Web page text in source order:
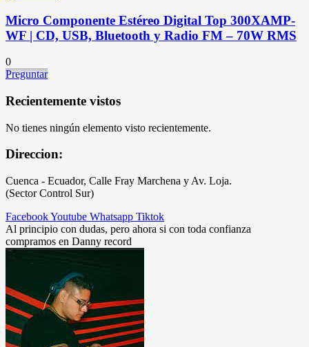
Micro Componente Estéreo Digital Top 300XAMP-
WF | CD, USB, Bluetooth y Radio FM – 70W RMS
0
Preguntar
Recientemente vistos
No tienes ningún elemento visto recientemente.
Direccion:
Cuenca - Ecuador, Calle Fray Marchena y Av. Loja.
(Sector Control Sur)
FacebookYoutube Whatsapp Tiktok
Al principio con dudas, pero ahora si con toda confianza
compramos en Danny record